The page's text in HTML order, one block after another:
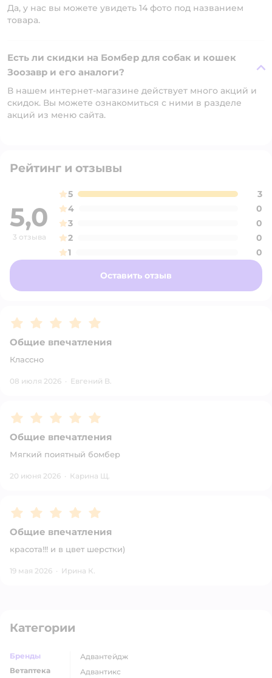
Да, у нас вы можете увидеть 14 фото под названием
товара.
Есть ли скидки на Бомбер для собак и кошек
Зоозавр и его аналоги?
В нашем интернет-магазине действует много акций и
скидок. Вы можете ознакомиться с ними в разделе
акций из меню сайта.
Рейтинг и отзывы
5,0
3 отзыва
5
3
4
0
3
0
2
0
1
0
Оставить отзыв
Рейтинг:5
Общие впечатления
Классно
08 июля 2026 · Евгений B.
Рейтинг:5
Общие впечатления
Мягкий поиятный бомбер
20 июня 2026 · Карина Щ.
Рейтинг:5
Общие впечатления
красота!!! и в цвет шерстки)
19 мая 2026 · Ирина К.
Категории
Бренды
Ветаптека
адвантейдж
адвантикс